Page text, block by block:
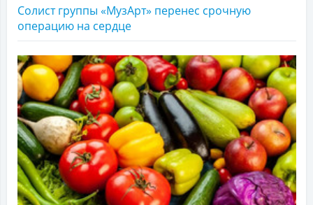
Солист группы «МузАрт» перенес срочную
операцию на сердце